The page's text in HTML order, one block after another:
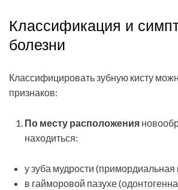
Классификация и
болезни
Классифицировать зубную кисту
признаков:
По месту расположения
находиться:
у зуба мудрости (примордиальная
в гайморовой пазухе